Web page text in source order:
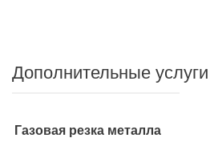
Дополнительные услуги
Газовая резка металла